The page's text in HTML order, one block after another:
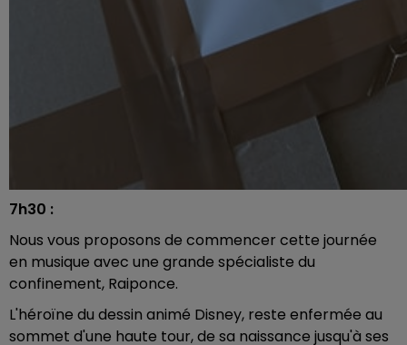
7h30 :
Nous vous proposons de commencer cette journée
en musique avec une grande spécialiste du
confinement, Raiponce.
L'héroïne du dessin animé Disney, reste enfermée au
sommet d'une haute tour, de sa naissance jusqu'à ses